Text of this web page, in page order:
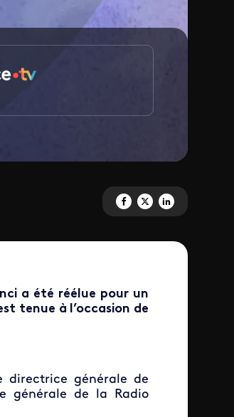
Partagez 'Delphine Ernotte
Partagez 'Delphine
Partagez
a été réélue pour un
tenue à l’occasion de
directrice générale de
générale de la Radio